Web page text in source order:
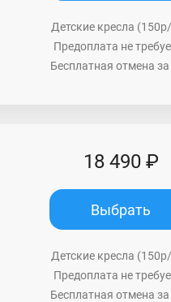
Детские кресла
Предоплата не
Бесплатная отмена
18 490 ₽
Выбрать
Детские кресла
Предоплата не
Бесплатная отмена